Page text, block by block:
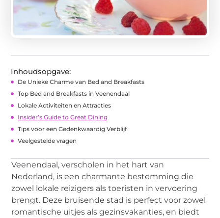
Inhoudsopgave:
De Unieke Charme van Bed and Breakfasts
Top Bed and Breakfasts in Veenendaal
Lokale Activiteiten en Attracties
Insider’s Guide to Great Dining
Tips voor een Gedenkwaardig Verblijf
Veelgestelde vragen
Veenendaal, verscholen in het hart van
Nederland, is een charmante bestemming die
zowel lokale reizigers als toeristen in vervoering
brengt. Deze bruisende stad is perfect voor zowel
romantische uitjes als gezinsvakanties, en biedt